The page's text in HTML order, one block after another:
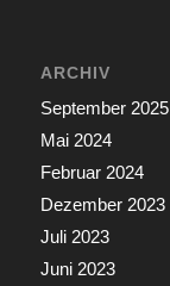
ARCHIV
September 2025
Mai 2024
Februar 2024
Dezember 2023
Juli 2023
Juni 2023